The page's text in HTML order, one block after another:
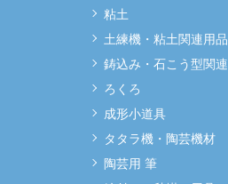
粘土
土練機・粘土関連用品
鋳込み・石こう型関連
ろくろ
成形小道具
タタラ機・陶芸機材
陶芸用 筆